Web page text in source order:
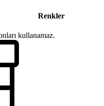
Renkler
kullanamaz.